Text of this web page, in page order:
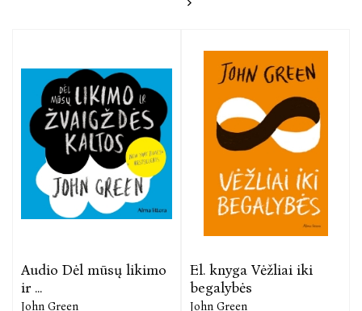
Audio Dėl mūsų likimo
ir ...
John Green
El. knyga Vėžliai iki
begalybės
John Green